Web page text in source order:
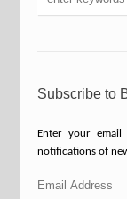
Subscribe to
Enter your
notifications of
Email